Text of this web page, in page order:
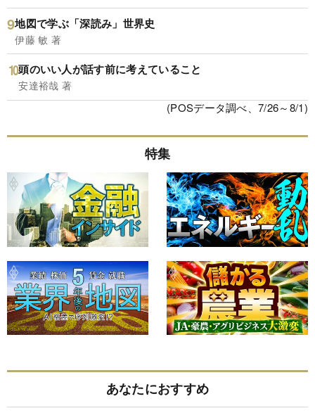
地図で学ぶ「深読み」世界史
伊藤 敏 著
頭のいい人が話す前に考えていること
安達裕哉 著
(POSデータ調べ、7/26～8/1)
特集
あなたにおすすめ